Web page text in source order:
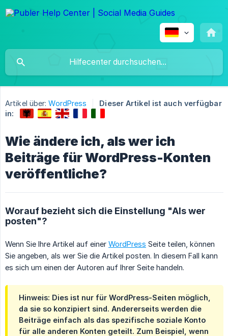
Artikel über: WordPress
Dieser Artikel ist auch verfügbar
in:
Wie ändere ich, als wer ich
Beiträge für WordPress-Konten
veröffentliche?
Worauf bezieht sich die Einstellung "Als wer
posten"?
Wenn Sie Ihre Artikel auf einer WordPress Seite teilen, können
Sie angeben, als wer Sie die Artikel posten. In diesem Fall kann
es sich um einen der Autoren auf Ihrer Seite handeln.
Hinweis: Dies ist nur für WordPress-Seiten möglich,
da sie so konzipiert sind. Andererseits werden die
Beiträge einfach als das spezifische soziale Konto
für alle anderen Konten geteilt. Zum Beispiel, wenn